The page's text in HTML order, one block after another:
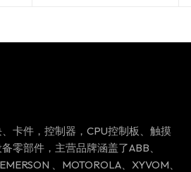
卡件，控制器，CPU控制板、触摸
零部件，主营品牌涵盖了ABB、
、MOTOROLA、XYVOM、